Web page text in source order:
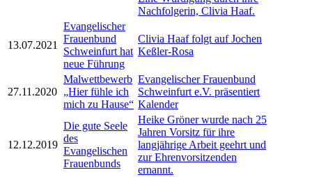
Nachfolgerin, Clivia Haaf.
13.07.2021
Evangelischer
Frauenbund
Schweinfurt hat
neue Führung
Clivia Haaf folgt auf Jochen
Keßler-Rosa
27.11.2020
Malwettbewerb
„Hier fühle ich
mich zu Hause“
Evangelischer Frauenbund
Schweinfurt e.V. präsentiert
Kalender
12.12.2019
Die gute Seele
des
Evangelischen
Frauenbunds
Heike Gröner wurde nach 25
Jahren Vorsitz für ihre
langjährige Arbeit geehrt und
zur Ehrenvorsitzenden
ernannt.